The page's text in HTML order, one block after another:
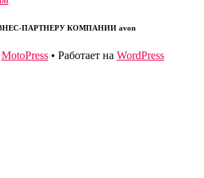
ПАРТНЕРУ КОМПАНИИ avon
MotoPress • Работает на WordPress